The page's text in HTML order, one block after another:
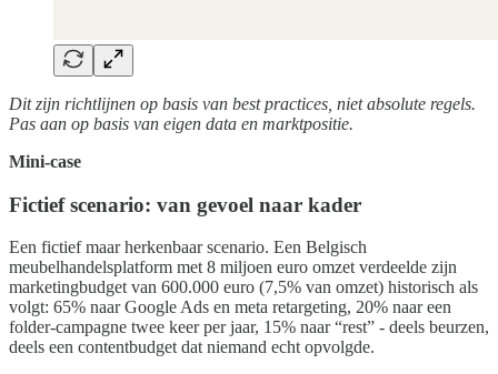
Dit zijn richtlijnen op basis van best practices, niet absolute regels.
Pas aan op basis van eigen data en marktpositie.
Mini-case
Fictief scenario: van gevoel naar kader
Een fictief maar herkenbaar scenario. Een Belgisch
meubelhandelsplatform met 8 miljoen euro omzet verdeelde zijn
marketingbudget van 600.000 euro (7,5% van omzet) historisch als
volgt: 65% naar Google Ads en meta retargeting, 20% naar een
folder-campagne twee keer per jaar, 15% naar “rest” - deels beurzen,
deels een contentbudget dat niemand echt opvolgde.